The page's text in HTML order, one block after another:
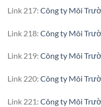
Link 217: Công ty Môi
Link 218: Công ty Môi
Link 219: Công ty Môi
Link 220: Công ty Môi
Link 221: Công ty Môi